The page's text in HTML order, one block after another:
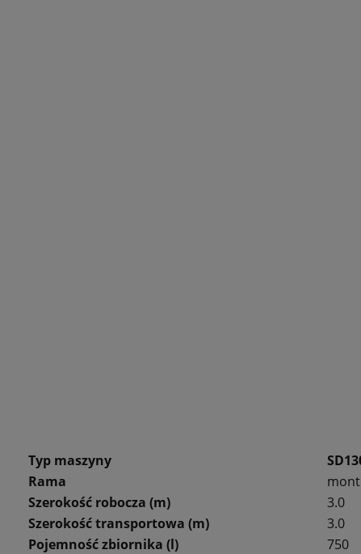
Typ maszyny
Rama
Szerokość robocza (m)
3.0
Szerokość transportowa (m)
3.0
Pojemność zbiornika (l)
750